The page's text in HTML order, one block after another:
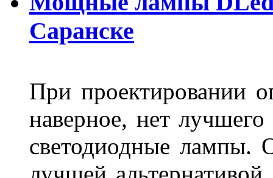
Саранске
При проектировании
наверное, нет
светодиодные лампы.